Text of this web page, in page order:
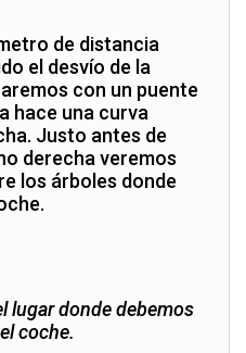
de distancia
el desvío de la
con un puente
hace una curva
Justo antes de
derecha veremos
los árboles donde
lugar donde debemos
coche.